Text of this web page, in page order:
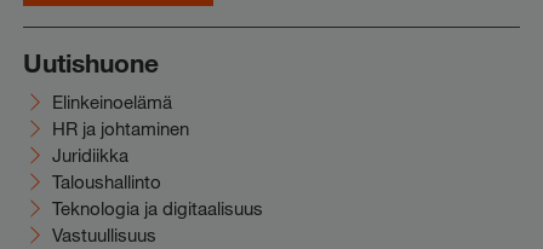
Uutishuone
Elinkeinoelämä
HR ja johtaminen
Juridiikka
Taloushallinto
Teknologia ja digitaalisuus
Vastuullisuus